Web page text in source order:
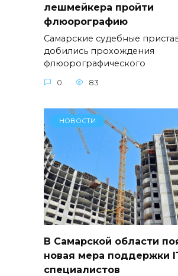
лешмейкера пройти
флюорографию
Самарские судебные
добились прохождения
флюорографического
0 83
НОВОСТИ
В Самарской области
новая мера поддержки
специалистов